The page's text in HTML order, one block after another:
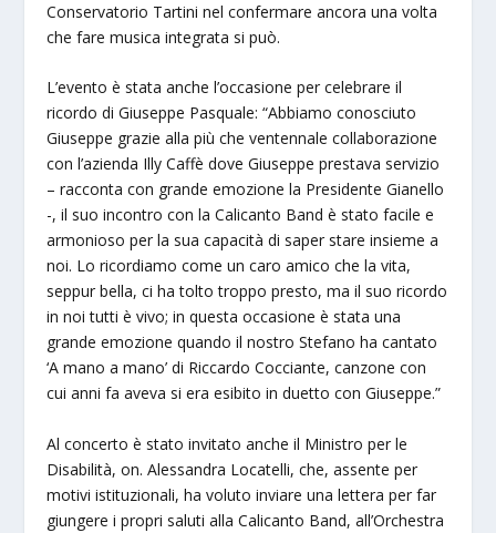
Conservatorio Tartini nel confermare ancora una volta
che fare musica integrata si può.
L’evento è stata anche l’occasione per celebrare il
ricordo di Giuseppe Pasquale: “Abbiamo conosciuto
Giuseppe grazie alla più che ventennale collaborazione
con l’azienda Illy Caffè dove Giuseppe prestava servizio
– racconta con grande emozione la Presidente Gianello
-, il suo incontro con la Calicanto Band è stato facile e
armonioso per la sua capacità di saper stare insieme a
noi. Lo ricordiamo come un caro amico che la vita,
seppur bella, ci ha tolto troppo presto, ma il suo ricordo
in noi tutti è vivo; in questa occasione è stata una
grande emozione quando il nostro Stefano ha cantato
‘A mano a mano’ di Riccardo Cocciante, canzone con
cui anni fa aveva si era esibito in duetto con Giuseppe.”
Al concerto è stato invitato anche il Ministro per le
Disabilità, on. Alessandra Locatelli, che, assente per
motivi istituzionali, ha voluto inviare una lettera per far
giungere i propri saluti alla Calicanto Band, all’Orchestra